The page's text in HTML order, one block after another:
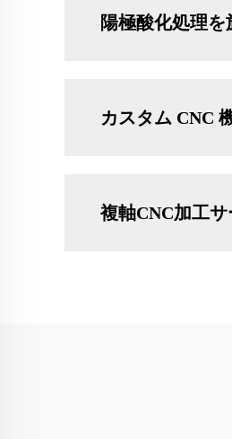
陽極酸化処理
カスタム CNC
複軸CNC加工